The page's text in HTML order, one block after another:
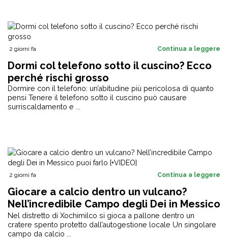
2 giorni fa Continua a leggere
Dormi col telefono sotto il cuscino? Ecco
perché rischi grosso
Dormire con il telefono: un’abitudine più pericolosa di quanto
pensi Tenere il telefono sotto il cuscino può causare
surriscaldamento e ...
2 giorni fa Continua a leggere
Giocare a calcio dentro un vulcano?
Nell’incredibile Campo degli Dei in Messico
puoi farlo [+VIDEO]
Nel distretto di Xochimilco si gioca a pallone dentro un
cratere spento protetto dall’autogestione locale Un singolare
campo da calcio ...